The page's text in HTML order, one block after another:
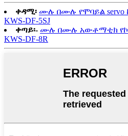
ቀዳሚ፡ ሙሉ በሙሉ የሞባይል
KWS-DF-5SJ
ቀጣይ፡- ሙሉ በሙሉ አውቶማቲክ
KWS-DF-8R